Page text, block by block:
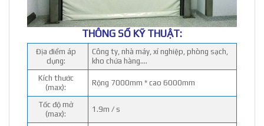
THÔNG SỐ KỸ THUẬT:
Địa điểm áp
dụng:
Công ty, nhà máy, xí nghiệp, phòng sạch,
kho chứa hàng….
Kích thước
(max):
Rộng 7000mm * cao 6000mm
Tốc độ mở
(max):
1.9m / s